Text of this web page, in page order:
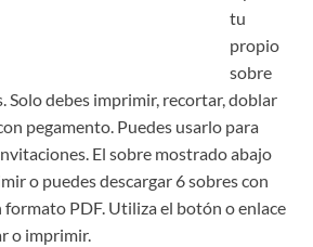
tu
propio
sobre
Solo debes imprimir, recortar, doblar
pegamento. Puedes usarlo para
El sobre mostrado abajo
o puedes descargar 6 sobres con
formato PDF. Utiliza el botón o enlace
o imprimir.